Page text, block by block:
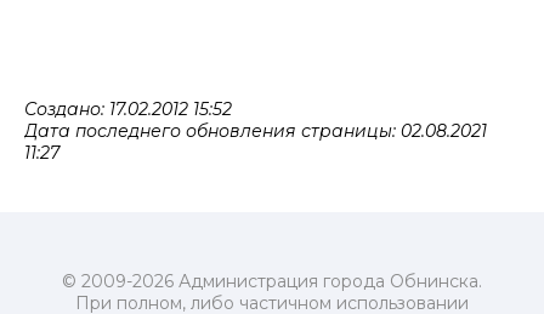
Создано: 17.02.2012 15:52
Дата последнего обновления страницы: 02.08.2021
11:27
© 2009-2026 Администрация города Обнинска.
При полном, либо частичном использовании